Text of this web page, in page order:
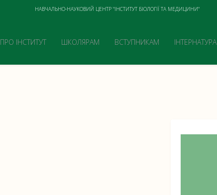
НАВЧАЛЬНО-НАУКОВИЙ ЦЕНТР "ІНСТИТУТ БІОЛОГІЇ ТА МЕДИЦИНИ"
ПРО ІНСТИТУТ ШКОЛЯРАМ ВСТУПНИКАМ ІНТЕРНАТУРА